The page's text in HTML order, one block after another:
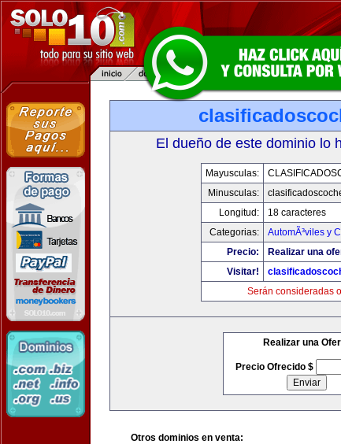
El dueño de este dominio lo
Mayusculas:
Minusculas:
Longitud:
18 caracteres
Categorias:
AutomÃ³viles y
Precio:
Realizar una
Visitar!
Serán consideradas
Realizar una
Precio Ofrecido $
Otros dominios en venta: